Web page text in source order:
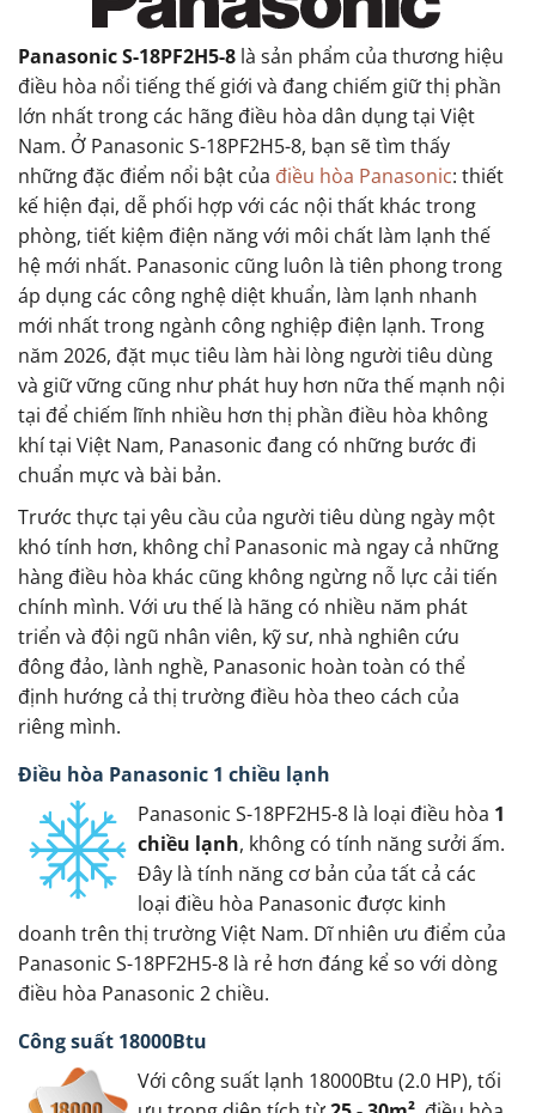
Panasonic S-18PF2H5-8 là sản phẩm của thương hiệu
điều hòa nổi tiếng thế giới và đang chiếm giữ thị phần
lớn nhất trong các hãng điều hòa dân dụng tại Việt
Nam. Ở Panasonic S-18PF2H5-8, bạn sẽ tìm thấy
những đặc điểm nổi bật của điều hòa Panasonic: thiết
kế hiện đại, dễ phối hợp với các nội thất khác trong
phòng, tiết kiệm điện năng với môi chất làm lạnh thế
hệ mới nhất. Panasonic cũng luôn là tiên phong trong
áp dụng các công nghệ diệt khuẩn, làm lạnh nhanh
mới nhất trong ngành công nghiệp điện lạnh. Trong
năm 2026, đặt mục tiêu làm hài lòng người tiêu dùng
và giữ vững cũng như phát huy hơn nữa thế mạnh nội
tại để chiếm lĩnh nhiều hơn thị phần điều hòa không
khí tại Việt Nam, Panasonic đang có những bước đi
chuẩn mực và bài bản.
Trước thực tại yêu cầu của người tiêu dùng ngày một
khó tính hơn, không chỉ Panasonic mà ngay cả những
hàng điều hòa khác cũng không ngừng nỗ lực cải tiến
chính mình. Với ưu thế là hãng có nhiều năm phát
triển và đội ngũ nhân viên, kỹ sư, nhà nghiên cứu
đông đảo, lành nghề, Panasonic hoàn toàn có thể
định hướng cả thị trường điều hòa theo cách của
riêng mình.
Điều hòa Panasonic 1 chiều lạnh
Panasonic S-18PF2H5-8 là loại điều hòa 1
chiều lạnh, không có tính năng sưởi ấm.
Đây là tính năng cơ bản của tất cả các
loại điều hòa Panasonic được kinh
doanh trên thị trường Việt Nam. Dĩ nhiên ưu điểm của
Panasonic S-18PF2H5-8 là rẻ hơn đáng kể so với dòng
điều hòa Panasonic 2 chiều.
Công suất 18000Btu
Với công suất lạnh 18000Btu (2.0 HP), tối